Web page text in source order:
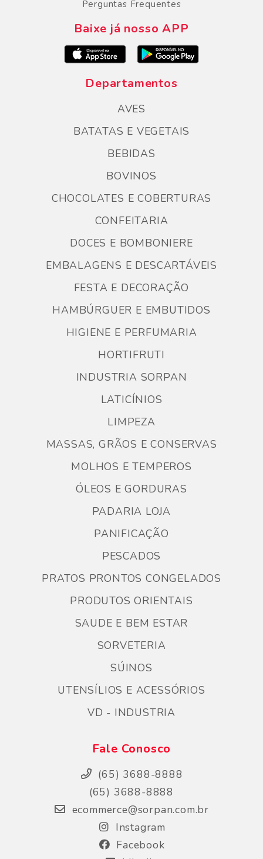
Perguntas Frequentes
Baixe já nosso APP
Departamentos
AVES
BATATAS E VEGETAIS
BEBIDAS
BOVINOS
CHOCOLATES E COBERTURAS
CONFEITARIA
DOCES E BOMBONIERE
EMBALAGENS E DESCARTÁVEIS
FESTA E DECORAÇÃO
HAMBÚRGUER E EMBUTIDOS
HIGIENE E PERFUMARIA
HORTIFRUTI
INDUSTRIA SORPAN
LATICÍNIOS
LIMPEZA
MASSAS, GRÃOS E CONSERVAS
MOLHOS E TEMPEROS
ÓLEOS E GORDURAS
PADARIA LOJA
PANIFICAÇÃO
PESCADOS
PRATOS PRONTOS CONGELADOS
PRODUTOS ORIENTAIS
SAUDE E BEM ESTAR
SORVETERIA
SÚINOS
UTENSÍLIOS E ACESSÓRIOS
VD - INDUSTRIA
Fale Conosco
(65) 3688-8888
(65) 3688-8888
ecommerce@sorpan.com.br
Instagram
Facebook